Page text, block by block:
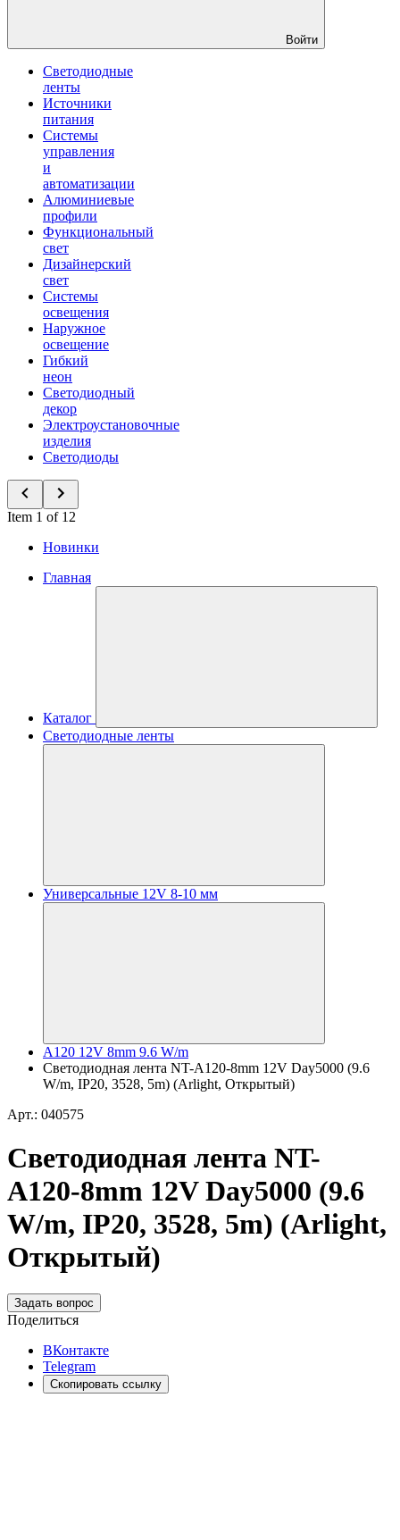
Войти
Светодиодные
ленты
Источники
питания
Системы
управления
и
автоматизации
Алюминиевые
профили
Функциональный
свет
Дизайнерский
свет
Системы
освещения
Наружное
освещение
Гибкий
неон
Светодиодный
декор
Электроустановочные
изделия
Светодиоды
Item 1 of 12
Новинки
Главная
Каталог
Светодиодные ленты
Универсальные 12V 8-10 мм
A120 12V 8mm 9.6 W/m
Светодиодная лента NT-A120-8mm 12V Day5000 (9.6
W/m, IP20, 3528, 5m) (Arlight, Открытый)
Арт.: 040575
Светодиодная лента NT-
A120-8mm 12V Day5000 (9.6
W/m, IP20, 3528, 5m) (Arlight,
Открытый)
Задать вопрос
Поделиться
ВКонтакте
Telegram
Скопировать ссылку